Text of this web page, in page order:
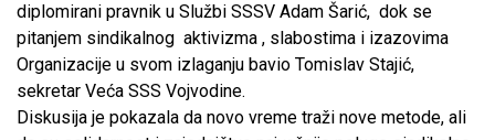
diplomirani pravnik u Službi SSSV Adam Šarić, dok se
pitanjem sindikalnog aktivizma , slabostima i izazovima
Organizacije u svom izlaganju bavio Tomislav Stajić,
sekretar Veća SSS Vojvodine.
Diskusija je pokazala da novo vreme traži nove metode, ali